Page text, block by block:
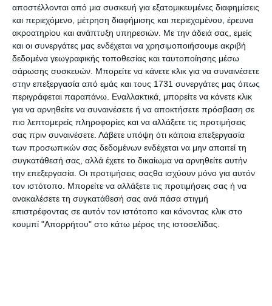
αποστέλλονται από μια συσκευή για εξατομικευμένες διαφημίσεις
και περιεχόμενο, μέτρηση διαφήμισης και περιεχομένου, έρευνα
ακροατηρίου και ανάπτυξη υπηρεσιών. Με την άδειά σας, εμείς
και οι συνεργάτες μας ενδέχεται να χρησιμοποιήσουμε ακριβή
δεδομένα γεωγραφικής τοποθεσίας και ταυτοποίησης μέσω
σάρωσης συσκευών. Μπορείτε να κάνετε κλικ για να συναινέσετε
στην επεξεργασία από εμάς και τους 1731 συνεργάτες μας όπως
περιγράφεται παραπάνω. Εναλλακτικά, μπορείτε να κάνετε κλικ
για να αρνηθείτε να συναινέσετε ή να αποκτήσετε πρόσβαση σε
πιο λεπτομερείς πληροφορίες και να αλλάξετε τις προτιμήσεις
σας πριν συναινέσετε. Λάβετε υπόψη ότι κάποια επεξεργασία
των προσωπικών σας δεδομένων ενδέχεται να μην απαιτεί τη
συγκατάθεσή σας, αλλά έχετε το δικαίωμα να αρνηθείτε αυτήν
την επεξεργασία. Οι προτιμήσεις σαςθα ισχύουν μόνο για αυτόν
τον ιστότοπο. Μπορείτε να αλλάξετε τις προτιμήσεις σας ή να
ανακαλέσετε τη συγκατάθεσή σας ανά πάσα στιγμή
επιστρέφοντας σε αυτόν τον ιστότοπο και κάνοντας κλικ στο
κουμπί "Απορρήτου" στο κάτω μέρος της ιστοσελίδας.
Τύπος: Ανταλλακτικό πώμα με κουμπί για
εύκολο άνοιγμα
Ιδανικό για: Παιδική καθημερινή χρήση –
σχολείο, εκδρομή, δραστηριότητες
Προδιαγραφές προϊόντων
Μάρκα Eco Life
Κωδικός
Κατασκευαστή
33-BO-0110
Φύλο Unisex